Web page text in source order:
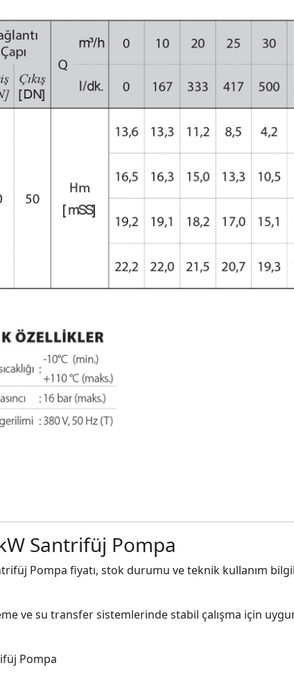
Santrifüj Pompa
Pompa fiyatı, stok durumu ve teknik kullanım
ve su transfer sistemlerinde stabil çalışma için
Pompa